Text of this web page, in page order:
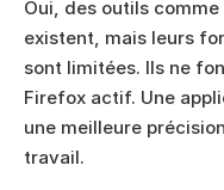
Oui, des outils
existent, mais leurs
sont limitées. Ils ne
Firefox actif. Une
une meilleure
travail.